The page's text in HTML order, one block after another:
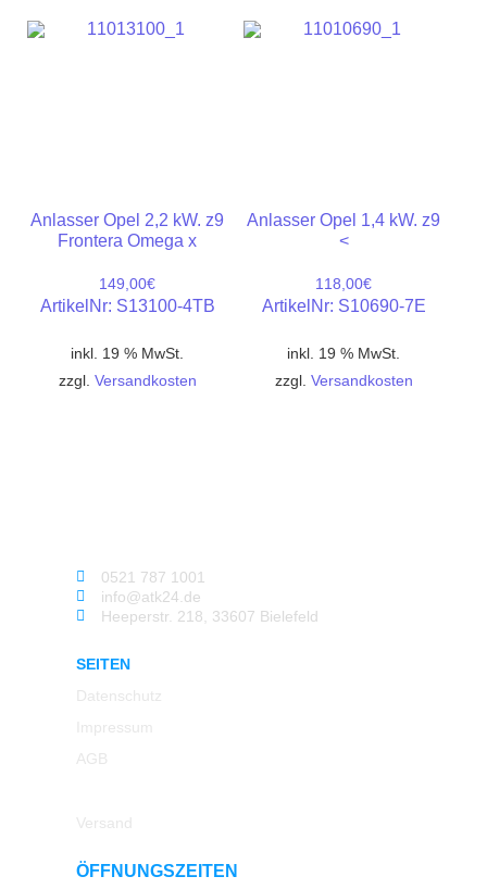
Anlasser Opel 2,2 kW. z9
Frontera Omega x
149,00€
ArtikelNr: S13100-4TB
inkl. 19 % MwSt.
zzgl. Versandkosten
Anlasser Opel 1,4 kW. z9
<
118,00€
ArtikelNr: S10690-7E
inkl. 19 % MwSt.
zzgl. Versandkosten
0521 787 1001
info@atk24.de
Heeperstr. 218, 33607 Bielefeld
SEITEN
Datenschutz
Impressum
AGB
Versand
ÖFFNUNGSZEITEN